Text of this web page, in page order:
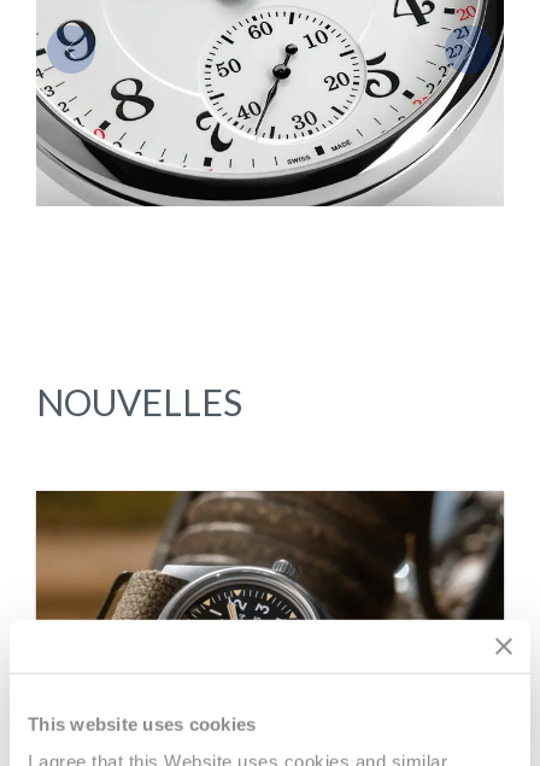
This website uses cookies
I agree that this Website uses cookies and similar
Previous Next
NOUVELLES